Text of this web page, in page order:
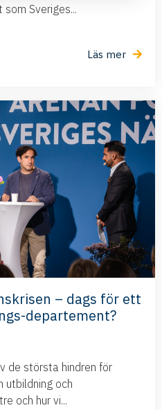
Sveriges...
Läs mer
– dags för ett
departement?
de största hindren för
utbildning och
och hur vi...